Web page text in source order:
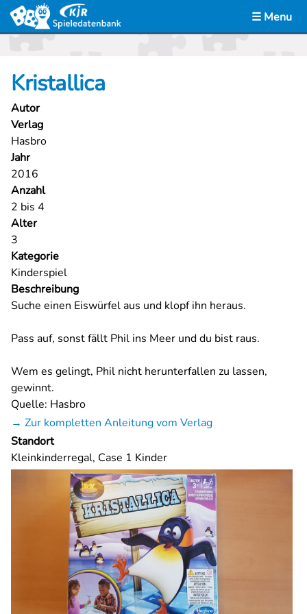
☰ Menu
CASES
VERLEIH
KONTAKT
Kristallica
Autor
Verlag
Hasbro
Jahr
2016
Anzahl
2 bis 4
Alter
3
Kategorie
Kinderspiel
Beschreibung
Suche einen Eiswürfel aus und klopf ihn heraus.
Pass auf, sonst fällt Phil ins Meer und du bist raus.
Wem es gelingt, Phil nicht herunterfallen zu lassen,
gewinnt.
Quelle: Hasbro
→ Zur kompletten Anleitung vom Verlag
Standort
Kleinkinderregal, Case 1 Kinder